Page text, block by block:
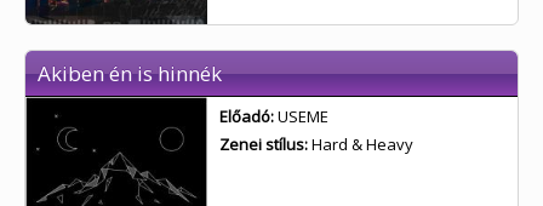
Akiben én is hinnék
Előadó:USEME
Zenei stílus:Hard & Heavy